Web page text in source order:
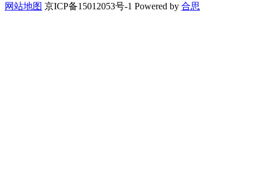
网站地图 京ICP备15012053号-1 Powered by 合思